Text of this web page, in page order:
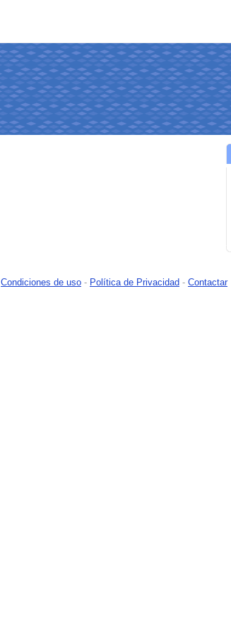
Condiciones de uso - Política de Privacidad - Contactar